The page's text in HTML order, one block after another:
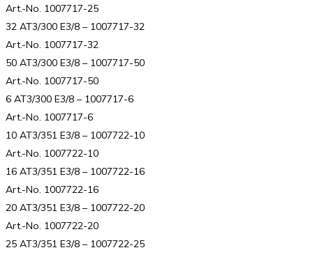
Art.-No. 1007717-25
32 AT3/300 E3/8 – 1007717-32
Art.-No. 1007717-32
50 AT3/300 E3/8 – 1007717-50
Art.-No. 1007717-50
6 AT3/300 E3/8 – 1007717-6
Art.-No. 1007717-6
10 AT3/351 E3/8 – 1007722-10
Art.-No. 1007722-10
16 AT3/351 E3/8 – 1007722-16
Art.-No. 1007722-16
20 AT3/351 E3/8 – 1007722-20
Art.-No. 1007722-20
25 AT3/351 E3/8 – 1007722-25